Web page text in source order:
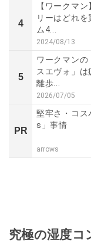
4
【ワークマ
リーはどれ
ム4...
2024/08/13
5
ワークマン
スエヴォ」
離歩...
2026/07/05
PR
堅牢さ・コ
s」事情
arrows
究極の湿度コ